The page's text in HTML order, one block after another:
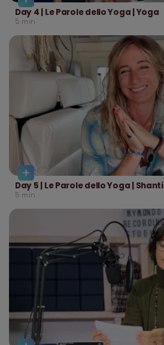
Day 4 | Le Parole dello Yoga | Yoga
5 min
Day 5 | Le Parole dello Yoga | Shanti
5 min